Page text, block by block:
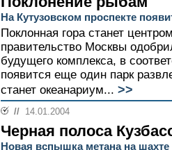
На Кутузовском проспекте
Поклонная гора станет
правительство Москвы
будущего комплекса, в
появится еще один парк
станет океанариум... >>
// 14.01.2004
Черная полоса
Новая вспышка метана на шахте